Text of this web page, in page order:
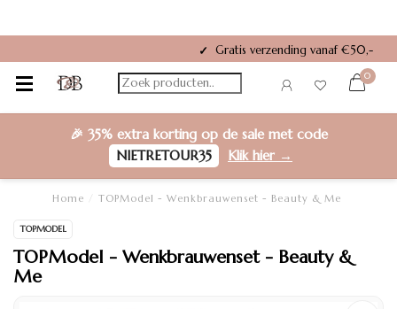
✓ Gratis verzending vanaf €50,-
0
🎉 35% extra kortingop de sale met code
NIETRETOUR35
Klik hier →
Home TOPModel - Wenkbrauwenset - Beauty & Me
TOPMODEL
TOPModel - Wenkbrauwenset - Beauty &
Me